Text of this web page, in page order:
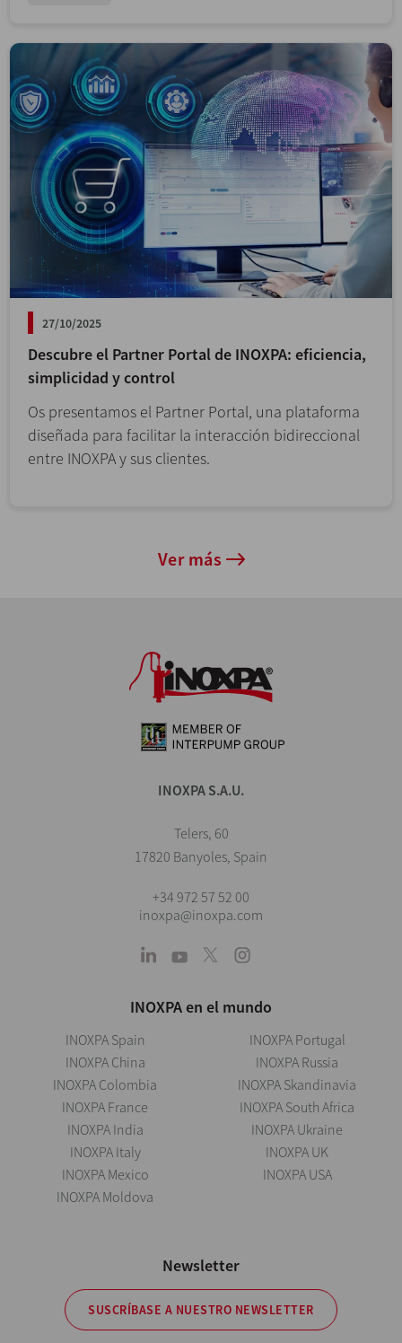
27/10/2025
Descubre el Partner Portal de INOXPA: eficiencia,
simplicidad y control
Os presentamos el Partner Portal, una plataforma
diseñada para facilitar la interacción bidireccional
entre INOXPA y sus clientes.
Ver más
INOXPA S.A.U.
Telers, 60
17820 Banyoles, Spain
+34 972 57 52 00
inoxpa@inoxpa.com
INOXPA en el mundo
INOXPA Spain
INOXPA China
INOXPA Colombia
INOXPA France
INOXPA India
INOXPA Italy
INOXPA Mexico
INOXPA Moldova
INOXPA Portugal
INOXPA Russia
INOXPA Skandinavia
INOXPA South Africa
INOXPA Ukraine
INOXPA UK
INOXPA USA
Newsletter
SUSCRÍBASE A NUESTRO NEWSLETTER